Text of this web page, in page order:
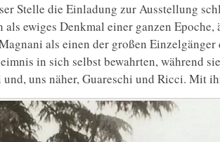
Stelle die Einladung zur Ausstellung
als ewiges Denkmal einer ganzen
als einen der großen Einzelgänger
in sich selbst bewahrten, während
uns näher, Guareschi und Ricci. Mit